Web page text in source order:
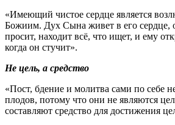
«Имеющий чистое сердце является
Божиим. Дух Сына живет в его сердце,
просит, находит всё, что ищет, и ему
когда он стучит».
Не цель, а средство
«Пост, бдение и молитва сами по себе
плодов, потому что они не являются
составляют средство для достижения